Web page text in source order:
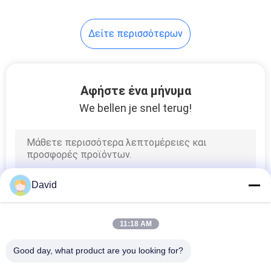
Υλικό φύλλο
Επένδυση ζωνών
φρένων
Δείτε περισσότερων
Αφήστε ένα μήνυμα
We bellen je snel terug!
David
11:18 AM
Good day, what product are you looking for?